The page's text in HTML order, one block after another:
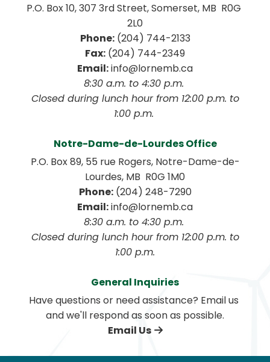
P.O. Box 10, 307 3rd Street, Somerset, MB  R0G
2L0
Phone: (204) 744-2133
Fax: (204) 744-2349
Email: info@lornemb.ca
8:30 a.m. to 4:30 p.m.
1:00 p.m.
Notre-Dame-de-Lourdes Office
P.O. Box 89, 55 rue Rogers, Notre-Dame-de-
Lourdes, MB  R0G 1M0
Phone: (204) 248-7290
Email: info@lornemb.ca
8:30 a.m. to 4:30 p.m.
1:00 p.m.
General Inquiries
Have questions or need assistance? Email us
and we'll respond as soon as possible.
Email Us